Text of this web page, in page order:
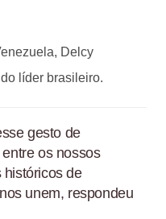
Delcy
líder brasileiro.
gesto de
os nossos
históricos de
unem, respondeu